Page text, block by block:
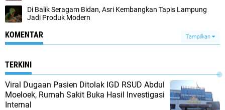
Di Balik Seragam Bidan, Asri Kembangkan Tapis Lampung
Jadi Produk Modern
KOMENTAR Tampilkan
TERKINI
Viral Dugaan Pasien Ditolak IGD RSUD Abdul
Moeloek, Rumah Sakit Buka Hasil Investigasi
Internal